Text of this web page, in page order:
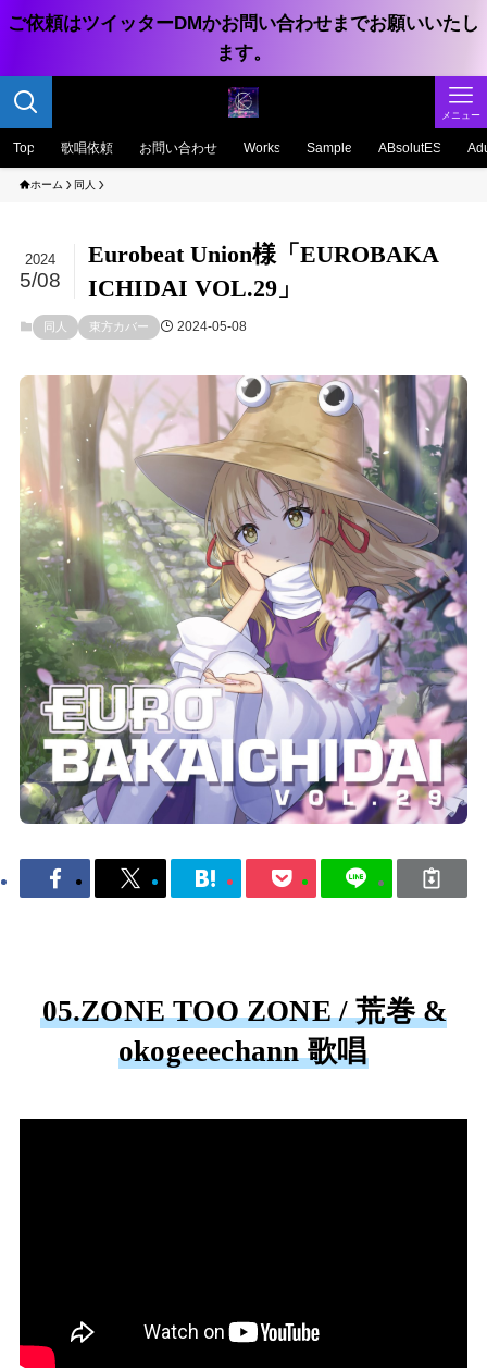
ご依頼はツイッターDMかお問い合わせまでお願いいたし
ます。
メニュー
Top 歌唱依頼 お問い合わせ Works Sample ABsolutES
ホーム 同人
Eurobeat Union様「EUROBAKA
ICHIDAI VOL.29」
2024
5/08
同人 東方カバー 2024-05-08
05.ZONE TOO ZONE / 荒巻 &
okogeeechann 歌唱